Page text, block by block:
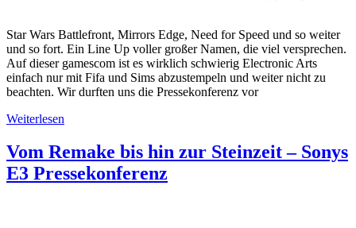
Star Wars Battlefront, Mirrors Edge, Need for Speed und so weiter
und so fort. Ein Line Up voller großer Namen, die viel versprechen.
Auf dieser gamescom ist es wirklich schwierig Electronic Arts
einfach nur mit Fifa und Sims abzustempeln und weiter nicht zu
beachten. Wir durften uns die Pressekonferenz vor
Weiterlesen
Vom Remake bis hin zur Steinzeit – Sonys
E3 Pressekonferenz